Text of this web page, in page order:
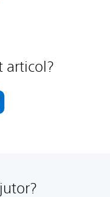
articol?